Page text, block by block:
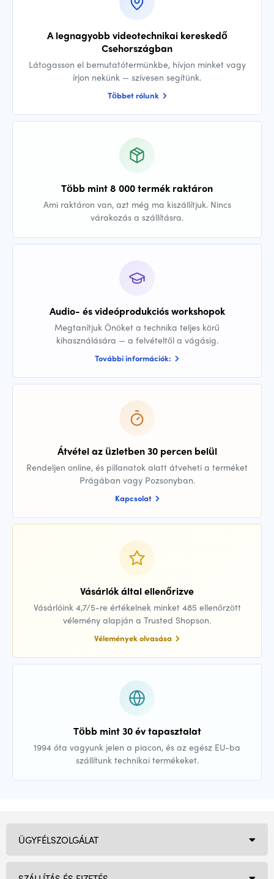
A legnagyobb videotechnikai kereskedő
Csehországban
Látogasson el bemutatótermünkbe, hívjon minket vagy
írjon nekünk — szívesen segítünk.
Többet rólunk
Több mint 8 000 termék raktáron
Ami raktáron van, azt még ma kiszállítjuk. Nincs
várakozás a szállításra.
Audio- és videóprodukciós workshopok
Megtanítjuk Önöket a technika teljes körű
kihasználására — a felvételtől a vágásig.
További információk:
Átvétel az üzletben 30 percen belül
Rendeljen online, és pillanatok alatt átveheti a terméket
Prágában vagy Pozsonyban.
Kapcsolat
Vásárlók által ellenőrizve
Vásárlóink 4,7/5-re értékelnek minket 485 ellenőrzött
vélemény alapján a Trusted Shopson.
Vélemények olvasása
Több mint 30 év tapasztalat
1994 óta vagyunk jelen a piacon, és az egész EU-ba
szállítunk technikai termékeket.
ÜGYFÉLSZOLGÁLAT